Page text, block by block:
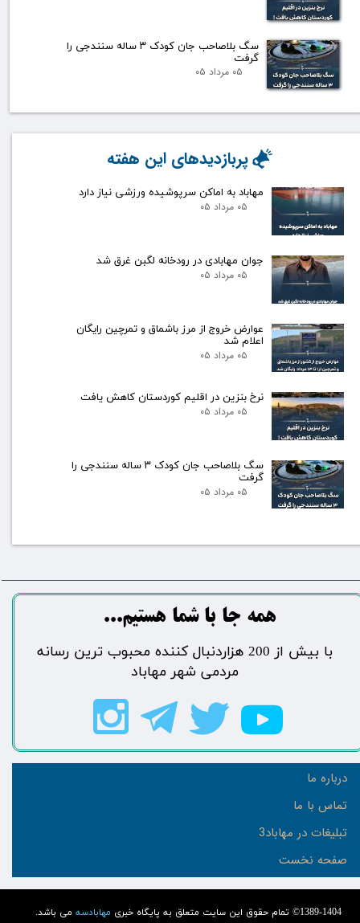
سگ بلاصاحب جان کودک ۳ ساله سنندجی را
گرفت
۰۵ مرداد ۰۵
مهاباد به اماکن سرپوشیده ورزشی نیاز دارد
۰۵ مرداد ۰۵
جوان مهابادی در رودخانه لگبن غرق شد
۰۵ مرداد ۰۵
عوارض خروج از مرز باشماق و تمرچین رایگان
اعلام شد
۰۵ مرداد ۰۵
نرخ بنزین در اقلیم کوردستان کاهش یافت
۰۵ مرداد ۰۵
سگ بلاصاحب جان کودک ۳ ساله سنندجی را
گرفت
۰۵ مرداد ۰۵
پربازدیدهای این هفته
1389-1404© تمام حقوق این سایت متعلق به پایگاه خبری مهابادسه می باشد.
درباره ما
تماس با ما
تبلیغات در مهاباد3
صفحه نخست
​​​همه جا با شما هستیم...​​​​​​​​​​​​​​
​با بیش از 200 هزاردنبال کننده محبوب ترین رسانه
مردمی شهر مهاباد​​​​​​​​​​​​​​